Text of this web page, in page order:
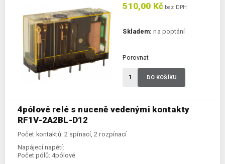
4pólové relé s nuceně vedenými kontakty
RF1V-2A2BL-D12
Počet kontaktů: 2 spínací, 2 rozpínací
Napájecí napětí:
Počet pólů: 4pólové
510,00 Kč bez DPH
Skladem: na poptání
Porovnat
DO KOŠÍKU